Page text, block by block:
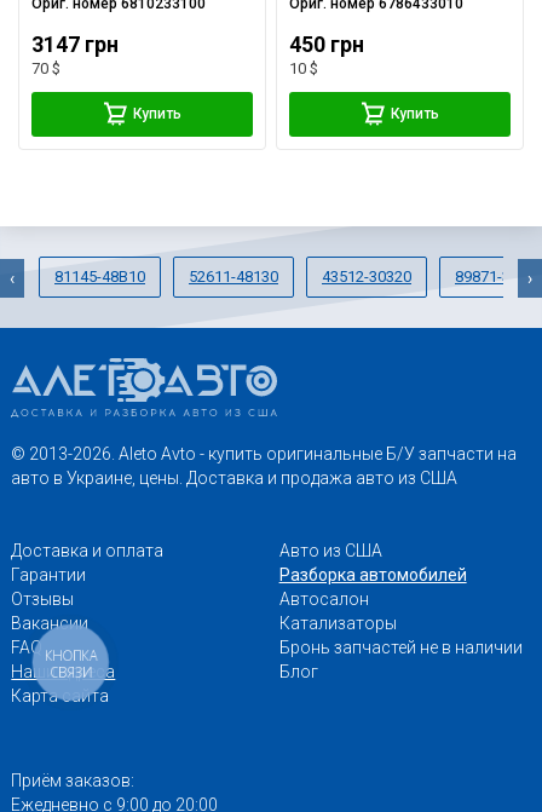
Ориг. номер6810233100
3147 грн
70 $
Купить
Ориг. номер6786433010
450 грн
10 $
Купить
81145-48B10 52611-48130 43512-30320 89871-
‹ ›
© 2013-2026. Aleto Avto - купить оригинальные Б/У запчасти на
авто в Украине, цены. Доставка и продажа авто из США
Доставка и оплата
Гарантии
Отзывы
Вакансии
FAQ
Наши адреса
Карта сайта
Авто из США
Разборка автомобилей
Автосалон
Катализаторы
Бронь запчастей не в наличии
Блог
Приём заказов:
Ежедневно с 9:00 до 20:00
КНОПКА
СВЯЗИ